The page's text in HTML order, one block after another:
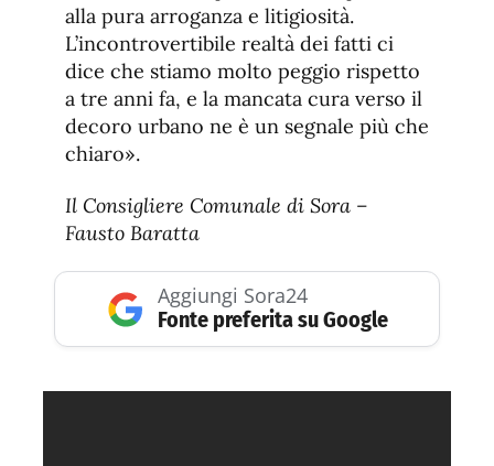
alla pura arroganza e litigiosità.
L’incontrovertibile realtà dei fatti ci
dice che stiamo molto peggio rispetto
a tre anni fa, e la mancata cura verso il
decoro urbano ne è un segnale più che
chiaro».
Il Consigliere Comunale di Sora –
Fausto Baratta
Aggiungi Sora24
Fonte preferita su Google